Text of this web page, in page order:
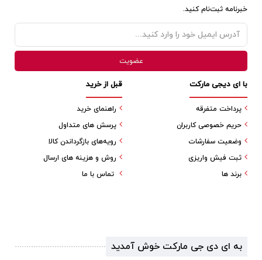
خبرنامه ثبت‌نام کنید.
قبل از خرید
راهنمای خرید
پرسش های متداول
رویه‌های بازگرداندن کالا
روش و هزینه های ارسال
تماس با ما
با ای دیجی مارکت
پرداخت متفرقه
حریم خصوصی کاربران
وضعیت سفارشات
ثبت فیش واریزی
برند ها
به ای دی جی مارکت خوش آمدید